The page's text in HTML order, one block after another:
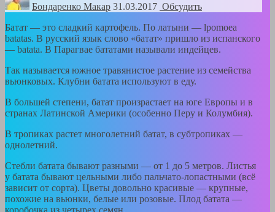
Бондаренко Mакар 31.03.2017 Обсудить
Батат — это сладкий картофель. По латыни — lpomoea
batatas. В русский язык слово «батат» пришло из испанского
— batata. В Парагвае бататами называли индейцев.
Так называется южное травянистое растение из семейства
вьюнковых. Клубни батата используют в еду.
В большей степени, батат произрастает на юге Европы и в
странах Латинской Америки (особенно Перу и Колумбия).
В тропиках растет многолетний батат, в субтропиках —
однолетний.
Стебли батата бывают разными — от 1 до 5 метров. Листья
у батата бывают цельными либо пальчато-лопастными (всё
зависит от сорта). Цветы довольно красивые — крупные,
похожие на вьюнки, белые или розовые. Плод батата —
коробочка из четырех семян.